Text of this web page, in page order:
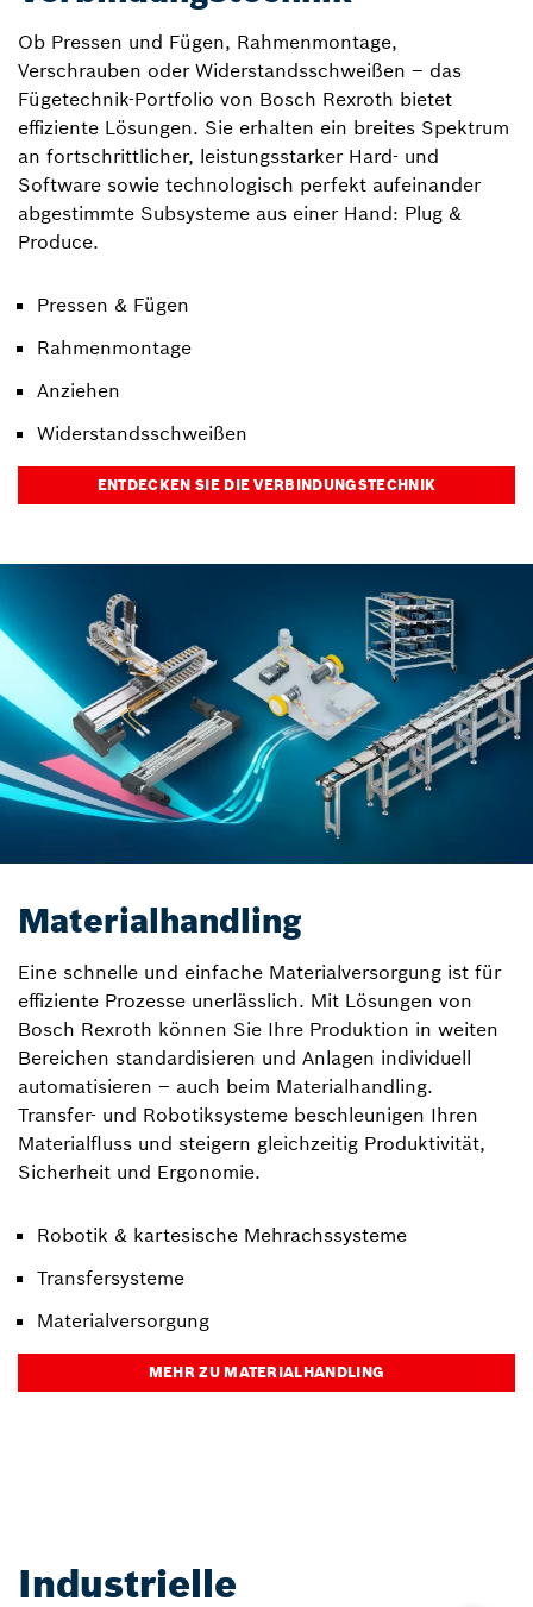
Ob Pressen und Fügen, Rahmenmontage,
Verschrauben oder Widerstandsschweißen – das
Fügetechnik-Portfolio von Bosch Rexroth bietet
effiziente Lösungen. Sie erhalten ein breites Spektrum
an fortschrittlicher, leistungsstarker Hard- und
Software sowie technologisch perfekt aufeinander
abgestimmte Subsysteme aus einer Hand: Plug &
Produce.
Pressen & Fügen
Rahmenmontage
Anziehen
Widerstandsschweißen
ENTDECKEN SIE DIE VERBINDUNGSTECHNIK
Materialhandling
Eine schnelle und einfache Materialversorgung ist für
effiziente Prozesse unerlässlich. Mit Lösungen von
Bosch Rexroth können Sie Ihre Produktion in weiten
Bereichen standardisieren und Anlagen individuell
automatisieren – auch beim Materialhandling.
Transfer- und Robotiksysteme beschleunigen Ihren
Materialfluss und steigern gleichzeitig Produktivität,
Sicherheit und Ergonomie.
Robotik & kartesische Mehrachssysteme
Transfersysteme
Materialversorgung
MEHR ZU MATERIALHANDLING
Industrielle